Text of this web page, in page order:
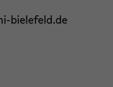
​bielefeld.de